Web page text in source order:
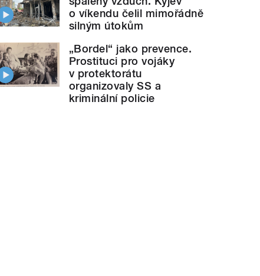
o víkendu čelil mimořádně
silným útokům
„Bordel“ jako prevence.
Prostituci pro vojáky
v protektorátu
organizovaly SS a
kriminální policie